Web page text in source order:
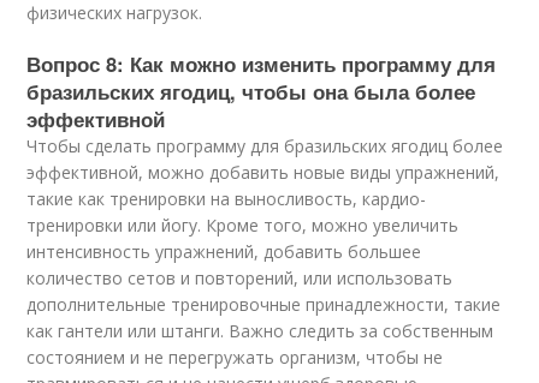
физических нагрузок.
Вопрос 8: Как можно изменить программу для
бразильских ягодиц, чтобы она была более
эффективной
Чтобы сделать программу для бразильских ягодиц более
эффективной, можно добавить новые виды упражнений,
такие как тренировки на выносливость, кардио-
тренировки или йогу. Кроме того, можно увеличить
интенсивность упражнений, добавить большее
количество сетов и повторений, или использовать
дополнительные тренировочные принадлежности, такие
как гантели или штанги. Важно следить за собственным
состоянием и не перегружать организм, чтобы не